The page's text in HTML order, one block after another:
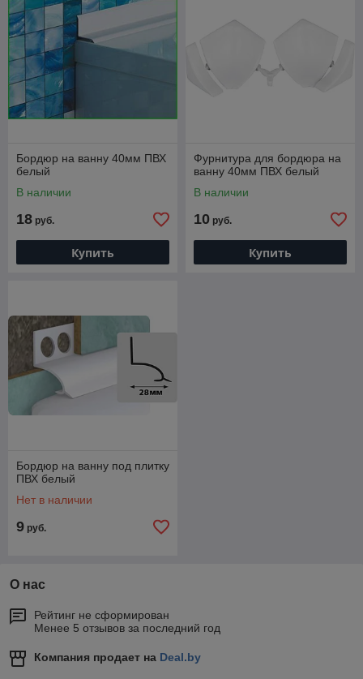
Бордюр на ванну 40мм ПВХ
белый
В наличии
18 руб.
Купить
Фурнитура для бордюра на
ванну 40мм ПВХ белый
В наличии
10 руб.
Купить
Бордюр на ванну под плитку
ПВХ белый
Нет в наличии
9 руб.
О нас
Рейтинг не сформирован
Менее 5 отзывов за последний год
Компания продает на Deal.by